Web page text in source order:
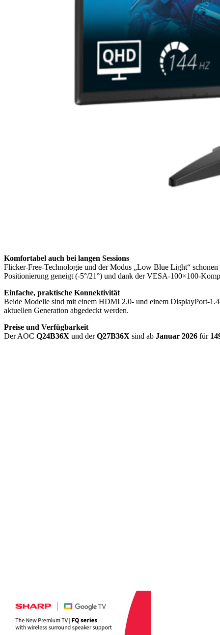
Komfortabel auch bei langen Sessions
Flicker-Free-Technologie und der Modus „Low Blue Light“
Positionierung geneigt (-5°/21°) und dank der VESA-100×100-
Einfache, praktische Konnektivität
Beide Modelle sind mit einem HDMI 2.0- und einem DisplayPort-
aktuellen Generation abgedeckt werden.
Preise und Verfügbarkeit
Der AOC Q24B36X und derQ27B36X sind ab Januar 2026 für